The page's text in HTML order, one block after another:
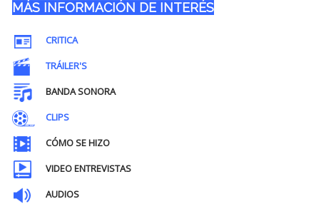
MÁS INFORMACIÓN DE INTERÉS
CRITICA
TRÁILER'S
BANDA SONORA
CLIPS
CÓMO SE HIZO
VIDEO ENTREVISTAS
AUDIOS